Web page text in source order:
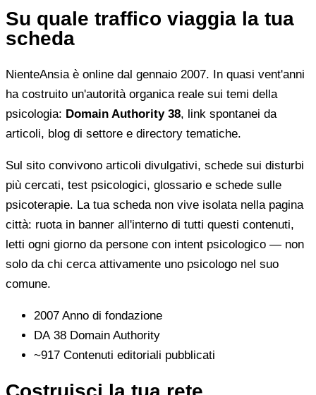
Su quale traffico viaggia la tua
scheda
NienteAnsia è online dal gennaio 2007. In quasi vent'anni
ha costruito un'autorità organica reale sui temi della
psicologia: Domain Authority 38, link spontanei da
articoli, blog di settore e directory tematiche.
Sul sito convivono articoli divulgativi, schede sui disturbi
più cercati, test psicologici, glossario e schede sulle
psicoterapie. La tua scheda non vive isolata nella pagina
città: ruota in banner all'interno di tutti questi contenuti,
letti ogni giorno da persone con intent psicologico — non
solo da chi cerca attivamente uno psicologo nel suo
comune.
2007 Anno di fondazione
DA 38 Domain Authority
~917 Contenuti editoriali pubblicati